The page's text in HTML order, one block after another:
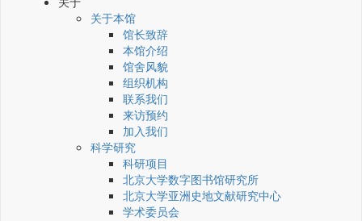
关于本馆
馆长致辞
本馆介绍
馆舍风貌
组织机构
联系我们
来访预约
加入我们
科学研究
科研项目
北京大学数字图书馆研究所
北京大学亚洲史地文献研究中心
学术委员会